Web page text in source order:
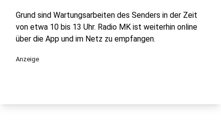
Grund sind Wartungsarbeiten des Senders in der Zeit
von etwa 10 bis 13 Uhr. Radio MK ist weiterhin online
über die App und im Netz zu empfangen.
Anzeige